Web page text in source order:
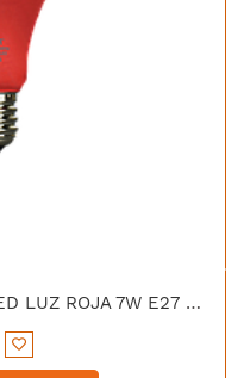
[OP-3A65R] OPALUX FOCO LED LUZ ROJA 7W E27 100-240VAC 50/60HZ